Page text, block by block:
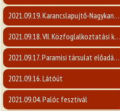
2021.09.19. Karancslapujtő-Nagykanizsa vendéglátás
2021.09.18. VII. Közfoglalkoztatási kiállítás
2021.09.17. Paramisi társulat előadása
2021.09.16. Látóút
2021.09.04. Palóc fesztivál